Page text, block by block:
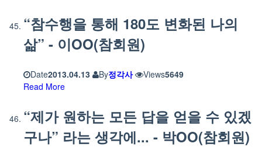
“참수행을 통해 180도 변화된 나의
삶” - 이OO(참회원)
Date2013.04.13 By정각사 Views5649
Read More
“제가 원하는 모든 답을 얻을 수 있겠
구나” 라는 생각에... - 박OO(참회원)